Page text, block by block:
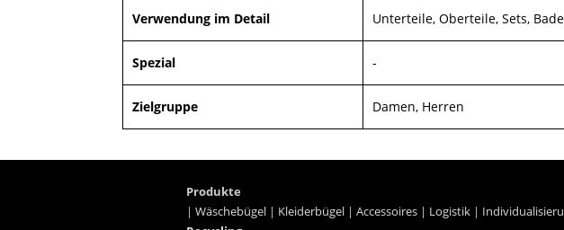
Verwendung im Detail Unterteile, Oberteile, Sets,
Spezial -
Zielgruppe Damen, Herren
Produkte
| Wäschebügel | Kleiderbügel | Accessoires | Logistik |